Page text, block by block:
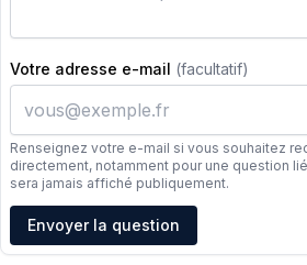
Votre adresse e-mail (facultatif)
Renseignez votre e-mail si vous souhaitez
directement, notamment pour une question
sera jamais affiché publiquement.
Adresse e-mail
Envoyer la question